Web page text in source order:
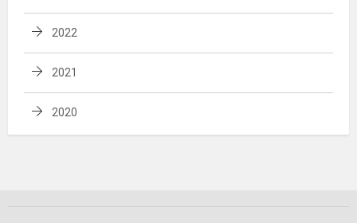
2022
2021
2020